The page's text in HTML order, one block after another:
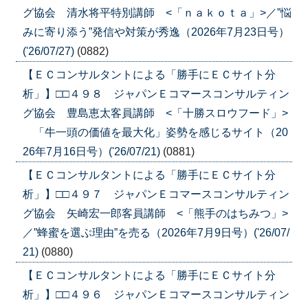
グ協会 清水将平特別講師 <「ｎａｋｏｔａ」>／”悩
みに寄り添う”発信や対策が秀逸（2026年7月23日号）
('26/07/27) (0882)
【ＥＣコンサルタントによる「勝手にＥＣサイト分
析」】□□４９８ ジャパンＥコマースコンサルティン
グ協会 豊島恵太客員講師 <「十勝スロウフード」>
「牛一頭の価値を最大化」姿勢を感じるサイト（20
26年7月16日号）('26/07/21) (0881)
【ＥＣコンサルタントによる「勝手にＥＣサイト分
析」】□□４９７ ジャパンＥコマースコンサルティン
グ協会 矢崎宏一郎客員講師 <「熊手のはちみつ」>
／”蜂蜜を選ぶ理由”を売る（2026年7月9日号）('26/07/
21) (0880)
【ＥＣコンサルタントによる「勝手にＥＣサイト分
析」】□□４９６ ジャパンＥコマースコンサルティン